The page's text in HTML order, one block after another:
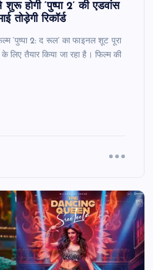
होगी ‘पुष्पा 2’ की एडवांस
तोड़ेगी रिकॉर्ड
‘पुष्पा 2: द रूल’ का फाइनल शूट पूरा
लिए तैयार किया जा रहा है। फिल्म की